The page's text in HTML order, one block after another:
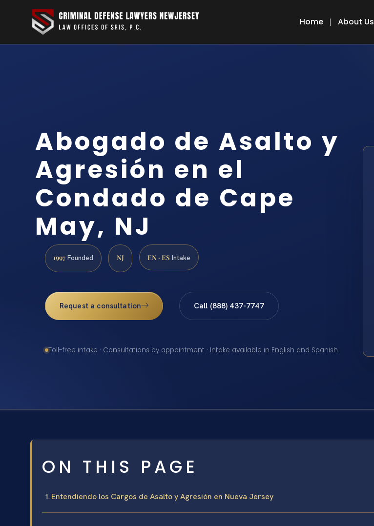
Home About Us
Abogado de Asalto y
Agresión en el
Condado de Cape
May, NJ
1997 Founded NJ EN · ES Intake
Request a consultation Call (888) 437-7747
Toll-free intake · Consultations by appointment · Intake available in English and Spanish
ON THIS PAGE
Entendiendo los Cargos de Asalto y Agresión en Nueva Jersey